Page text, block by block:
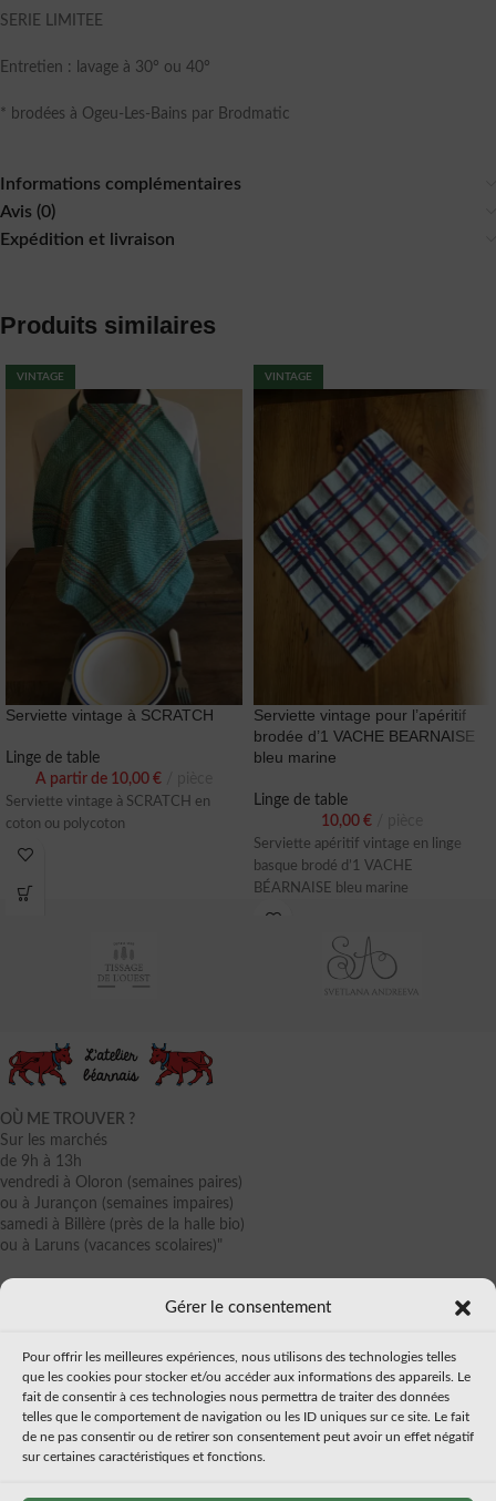
Gérer le consentement
Pour offrir les meilleures expériences, nous utilisons des technologies telles
que les cookies pour stocker et/ou accéder aux informations des appareils. Le
fait de consentir à ces technologies nous permettra de traiter des données
telles que le comportement de navigation ou les ID uniques sur ce site. Le fait
de ne pas consentir ou de retirer son consentement peut avoir un effet négatif
sur certaines caractéristiques et fonctions.
SERIE LIMITEE
Entretien : lavage à 30° ou 40°
* brodées à Ogeu-Les-Bains par Brodmatic
Informations complémentaires
Avis (0)
Expédition et livraison
Produits similaires
VINTAGE
Serviette vintage à SCRATCH
Linge de table
A partir de 10,00 €
Serviette vintage à SCRATCH en
coton ou polycoton
VINTAGE
Serviette vintage pour l’apéritif
brodée d’1 VACHE BEARNAISE
bleu marine
Linge de table
10,00 €
Serviette apéritif vintage en linge
basque brodé d’1 VACHE
BÉARNAISE bleu marine
OÙ ME TROUVER ?
Sur les marchés
de 9h à 13h
vendredi à Oloron (semaines paires)
ou à Jurançon (semaines impaires)
samedi à Billère (près de la halle bio)
ou à Laruns (vacances scolaires)"
40, rue du Bialé - 64440 LARUNS
Email: contact@atelier-bearnais.fr
LIENS UTILES
À PROPOS